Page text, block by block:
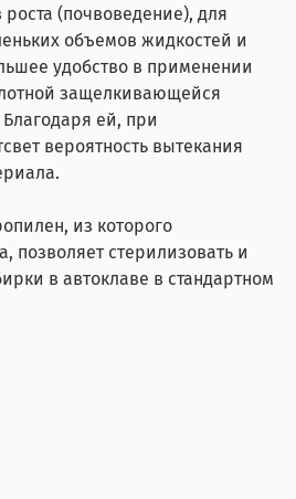
(почвоведение), для
объемов жидкостей и
удобство в применении
защелкивающейся
ей, при
вероятность вытекания
из которого
позволяет стерилизовать и
в автоклаве в стандартном